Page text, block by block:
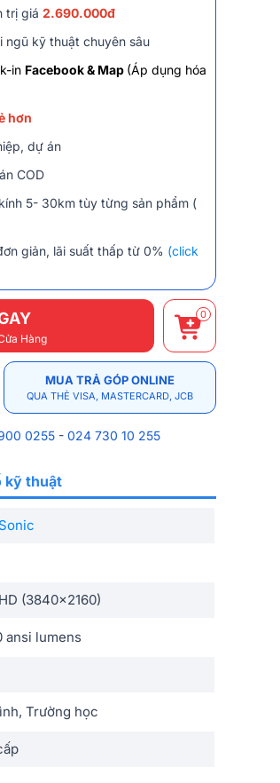
trị giá 2.690.000đ
ngũ kỹ thuật chuyên sâu
in Facebook & Map (Áp dụng hóa
hơn
dự án
COD
5- 30km tùy từng sản phẩm (
giản, lãi suất thấp từ 0% (click
Hàng
0
MUA TRẢ GÓP ONLINE
QUA THẺ VISA, MASTERCARD, JCB
0255 - 024 730 10 255
kỹ thuật
(3840×2160)
ansi lumens
Trường học